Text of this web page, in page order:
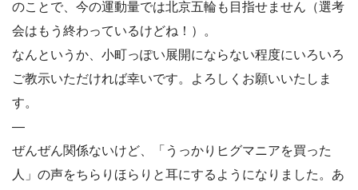
のことで、今の運動量では北京五輪も目指せません（選考
会はもう終わっているけどね！）。
なんというか、小町っぽい展開にならない程度にいろいろ
ご教示いただければ幸いです。よろしくお願いいたしま
す。
—
ぜんぜん関係ないけど、「うっかりヒグマニアを買った
人」の声をちらりほらりと耳にするようになりました。あ